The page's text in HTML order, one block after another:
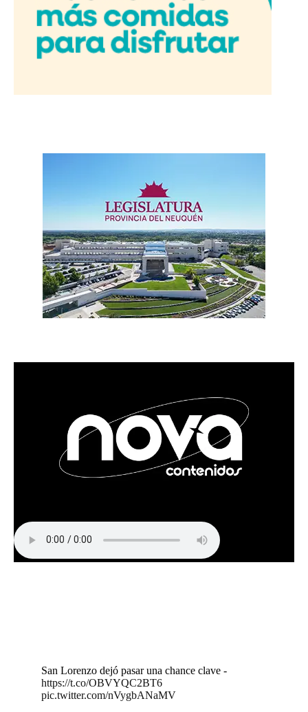
San Lorenzo dejó pasar una chance clave -
https://t.co/OBVYQC2BT6
pic.twitter.com/nVygbANaMV